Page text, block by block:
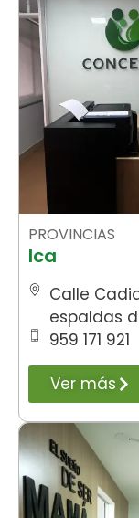
PROVINCIAS
Ica
Calle
espaldas
959 171 921
Ver más